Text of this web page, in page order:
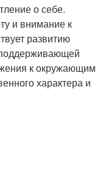
о себе.
и внимание к
развитию
к окружающим
характера и